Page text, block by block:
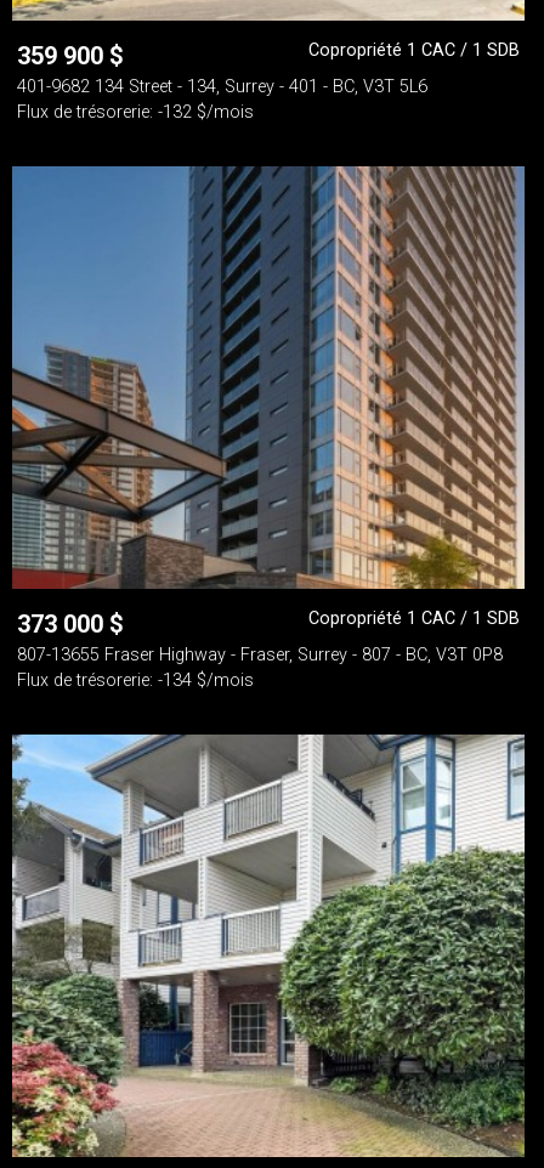
359 900 $
Copropriété 1 CAC / 1 SDB
401-9682 134 Street - 134, Surrey - 401 - BC, V3T 5L6
Flux de trésorerie: -132 $/mois
373 000 $
Copropriété 1 CAC / 1 SDB
807-13655 Fraser Highway - Fraser, Surrey - 807 - BC, V3T 0P8
Flux de trésorerie: -134 $/mois